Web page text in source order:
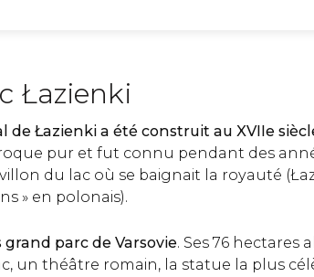
Łazienki
de Łazienki a été construit au XVIIe
pur et fut connu pendant des
du lac où se baignait la royauté
» en polonais).
grand parc de Varsovie. Ses 76 hectares
un théâtre romain, la statue la plus